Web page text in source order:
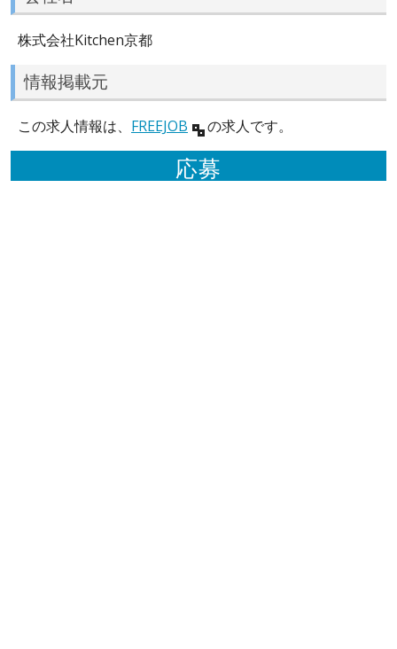
株式会社Kitchen京都
情報掲載元
この求人情報は、 FREEJOB の求人です。
応募